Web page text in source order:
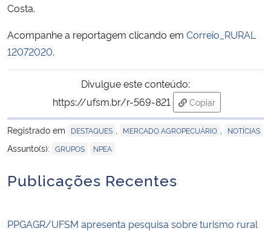
Secretaria-Geral
Gabinete de Segurança Institucional
Advocacia-Geral da União
Banco Central do Brasil
Costa.
Acompanhe a reportagem clicando em Correio_RURAL
12072020.
Divulgue este conteúdo:
https://ufsm.br/r-569-821
Copiar
para área de
Registrado em
DESTAQUES MERCADO AGROPECUÁRIO NOTÍCIAS
Assunto(s): GRUPOS NPEA
Publicações Recentes
PPGAGR/UFSM apresenta pesquisa sobre turismo rural